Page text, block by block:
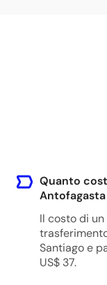
Quanto
Il costo di
Santiago e
US$ 37.